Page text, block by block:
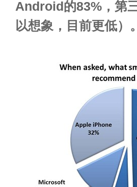
Android的83%，第
以想象，目前更低）。